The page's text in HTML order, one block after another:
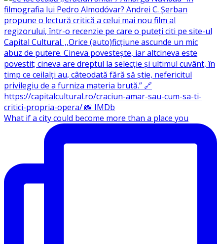
What if a city could become more than a place you